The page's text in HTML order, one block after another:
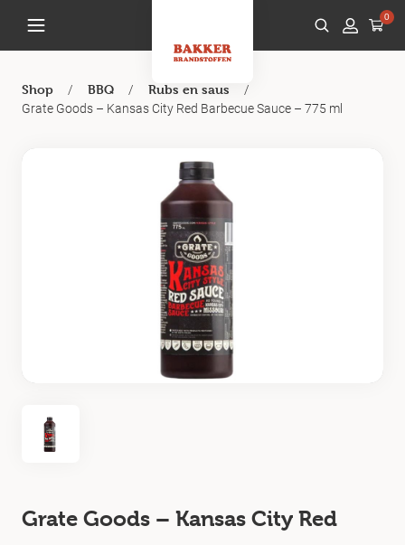
0
Shop / BBQ / Rubs en saus
/
Grate Goods – Kansas City Red Barbecue Sauce – 775 ml
Grate Goods – Kansas City Red